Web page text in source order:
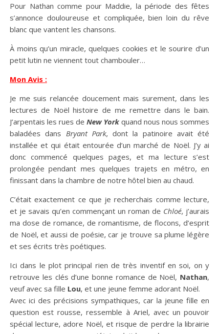
Pour Nathan comme pour Maddie, la période des fêtes
s’annonce douloureuse et compliquée, bien loin du rêve
blanc que vantent les chansons.
À moins qu’un miracle, quelques cookies et le sourire d’un
petit lutin ne viennent tout chambouler…
Mon Avis :
Je me suis relancée doucement mais surement, dans les
lectures de Noël histoire de me remettre dans le bain.
J’arpentais les rues de New York quand nous nous sommes
baladées dans Bryant Park, dont la patinoire avait été
installée et qui était entourée d’un marché de Noël. J’y ai
donc commencé quelques pages, et ma lecture s’est
prolongée pendant mes quelques trajets en métro, en
finissant dans la chambre de notre hôtel bien au chaud.
C’était exactement ce que je recherchais comme lecture,
et je savais qu’en commençant un roman de Chloé, j’aurais
ma dose de romance, de romantisme, de flocons, d’esprit
de Noël, et aussi de poésie, car je trouve sa plume légère
et ses écrits très poétiques.
Ici dans le plot principal rien de très inventif en soi, on y
retrouve les clés d’une bonne romance de Noël, Nathan,
veuf avec sa fille Lou, et une jeune femme adorant Noël.
Avec ici des précisions sympathiques, car la jeune fille en
question est rousse, ressemble à Ariel, avec un pouvoir
spécial lecture, adore Noël, et risque de perdre la librairie